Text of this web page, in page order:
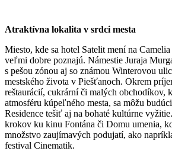
Atraktívna lokalita v srdci mesta
Miesto, kde sa hotel Satelit mení na
veľmi dobre poznajú. Námestie Juraja
s pešou zónou aj so známou Winterovou
mestského života v Piešťanoch. Okrem
reštaurácií, cukrární či malých obchodíkov,
atmosféru kúpeľného mesta, sa môžu
Residence tešiť aj na bohaté kultúrne
krokov ku kinu Fontána či Domu umenia,
množstvo zaujímavých podujatí, ako
festival Cinematik.